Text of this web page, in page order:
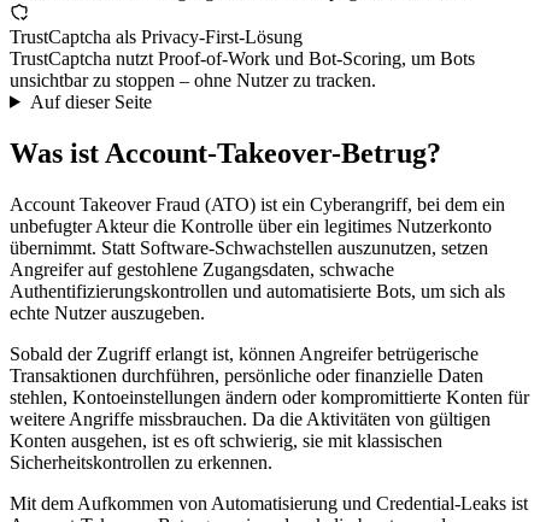
TrustCaptcha als Privacy-First-Lösung
TrustCaptcha nutzt Proof-of-Work und Bot-Scoring, um Bots
unsichtbar zu stoppen – ohne Nutzer zu tracken.
Auf dieser Seite
Was ist Account-Takeover-Betrug?
Account Takeover Fraud (ATO) ist ein Cyberangriff, bei dem ein
unbefugter Akteur die Kontrolle über ein legitimes Nutzerkonto
übernimmt. Statt Software-Schwachstellen auszunutzen, setzen
Angreifer auf gestohlene Zugangsdaten, schwache
Authentifizierungskontrollen und automatisierte Bots, um sich als
echte Nutzer auszugeben.
Sobald der Zugriff erlangt ist, können Angreifer betrügerische
Transaktionen durchführen, persönliche oder finanzielle Daten
stehlen, Kontoeinstellungen ändern oder kompromittierte Konten für
weitere Angriffe missbrauchen. Da die Aktivitäten von gültigen
Konten ausgehen, ist es oft schwierig, sie mit klassischen
Sicherheitskontrollen zu erkennen.
Mit dem Aufkommen von Automatisierung und Credential-Leaks ist